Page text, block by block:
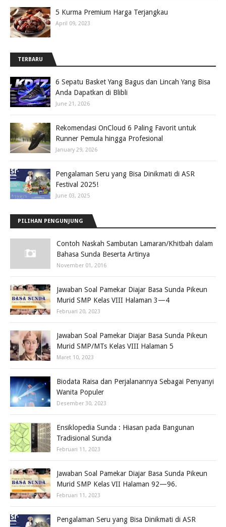
5 Kurma Premium Harga Terjangkau
April 09, 2023
TERBARU
6 Sepatu Basket Yang Bagus dan Lincah Yang Bisa
Anda Dapatkan di Blibli
June 21, 2026
Rekomendasi OnCloud 6 Paling Favorit untuk
Runner Pemula hingga Profesional
January 29, 2026
Pengalaman Seru yang Bisa Dinikmati di ASR
Festival 2025!
June 03, 2025
PILIHAN PENGUNJUNG
Contoh Naskah Sambutan Lamaran/Khitbah dalam
Bahasa Sunda Beserta Artinya
November 01, 2016
Jawaban Soal Pamekar Diajar Basa Sunda Pikeun
Murid SMP Kelas VIII Halaman 3—4
Februari 20, 2023
Jawaban Soal Pamekar Diajar Basa Sunda Pikeun
Murid SMP/MTs Kelas VIII Halaman 5
Maret 10, 2023
Biodata Raisa dan Perjalanannya Sebagai Penyanyi
Wanita Populer
Desember 30, 2023
Ensiklopedia Sunda : Hiasan pada Bangunan
Tradisional Sunda
Februari 11, 2023
Jawaban Soal Pamekar Diajar Basa Sunda Pikeun
Murid SMP Kelas VII Halaman 92—96.
Februari 11, 2023
Pengalaman Seru yang Bisa Dinikmati di ASR